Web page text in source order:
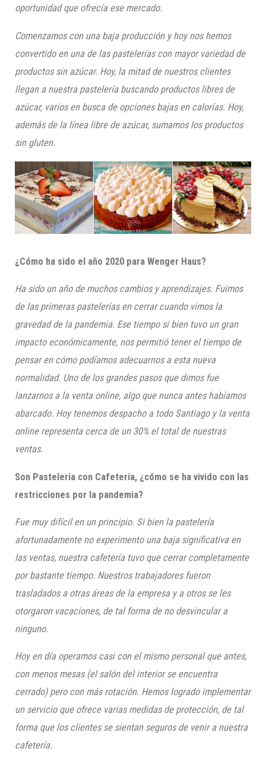
oportunidad que ofrecía ese mercado.
Comenzamos con una baja producción y hoy nos hemos
convertido en una de las pastelerías con mayor variedad de
productos sinazúcar. Hoy, la mitad de nuestros clientes
llegan a nuestra pastelería buscando productos libres de
azúcar, varios en busca de opciones bajas en calorías. Hoy,
además de la línea libre de azúcar, sumamos los productos
sin gluten.
¿Cómo ha sido el año 2020 paraWenger Haus?
Ha sido un año de muchos cambios y aprendizajes. Fuimos
de las primeras pastelerías en cerrar cuando vimos la
gravedad de la pandemia. Ese tiempo si bien tuvo un gran
impacto económicamente, nos permitió tener el tiempo de
pensar en cómo podíamos adecuarnos a esta nueva
normalidad. Uno de los grandes pasos que dimos fue
lanzarnos a la venta online, algo que nunca antes habíamos
abarcado. Hoy tenemos despacho a todo Santiago y la venta
online representa cerca de un 30% el total de nuestras
ventas.
Son Pastelería con Cafetería, ¿cómo se ha vivido con las
restricciones por la pandemia?
Fue muy difícil en un principio. Si bien la pastelería
afortunadamente no experimento una baja significativa en
las ventas, nuestra cafetería tuvo que cerrar completamente
por bastante tiempo. Nuestros trabajadores fueron
trasladados a otras áreas de la empresa y a otros se les
otorgaron vacaciones, de tal forma de no desvincular a
ninguno.
Hoy en día operamos casi con el mismo personal que antes,
con menos mesas (el salón del interior se encuentra
cerrado) pero con más rotación. Hemos logrado implementar
un servicio que ofrece varias medidas de protección, de tal
forma que los clientes se sientan seguros de venir a nuestra
cafetería.